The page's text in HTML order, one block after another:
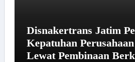
Disnakertrans Jatim
Kepatuhan
Lewat Pembinaan